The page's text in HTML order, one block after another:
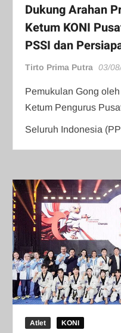
Dukung Arahan
Ketum KONI
PSSI dan
Tirto Prima Putra 03/
​Pemukulan Gong
Ketum Pengurus
Seluruh Indonesia
Atlet KONI